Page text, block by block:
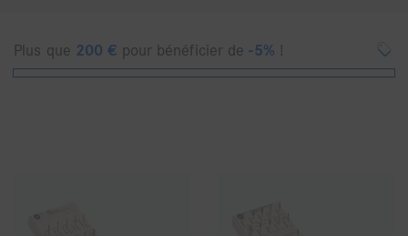
Plus que 200 € pour bénéficier de-5% !